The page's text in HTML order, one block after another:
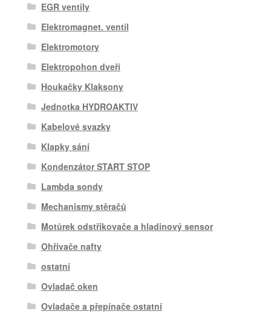
EGR ventily
Elektromagnet. ventil
Elektromotory
Elektropohon dveří
Houkačky Klaksony
Jednotka HYDROAKTIV
Kabelové svazky
Klapky sání
Kondenzátor START STOP
Lambda sondy
Mechanismy stěračů
Motůrek odstřikovače a hladinový sensor
Ohřívače nafty
ostatní
Ovladač oken
Ovladače a přepínače ostatní